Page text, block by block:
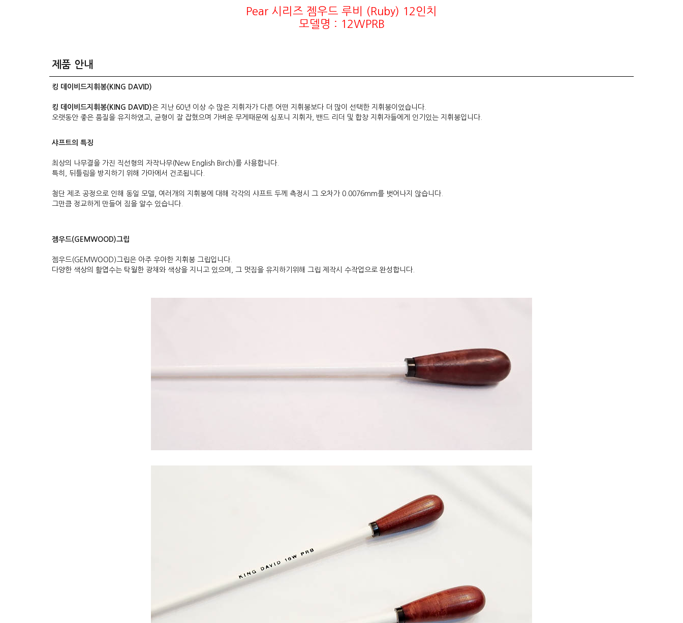
Pear 시리즈 젬우드 루비 (Ruby) 12인치
모델명 : 12WPRB
제품 안내
킹 데이비드지휘봉(KING DAVID)
킹 데이비드지휘봉(KING DAVID)은 지난 60년 이상 수 많은 지휘자가 다른 어떤 지휘봉보다 더 많이 선택한 지휘봉이었습니다.
오랫동안 좋은 품질을 유지하였고, 균형이 잘 잡혔으며 가벼운 무게때문에 심포니 지휘자, 밴드 리더 및 합창 지휘자들에게 인기있는 지휘봉입니다.
샤프트의 특징
최상의 나무결을 가진 직선형의 자작나무(New English Birch)를 사용합니다.
특히, 뒤틀림을 방지하기 위해 가마에서 건조됩니다.
첨단 제조 공정으로 인해 동일 모델, 여러개의 지휘봉에 대해 각각의 샤프트 두께 측정시 그 오차가 0.0076mm를 벗어나지 않습니다.
그만큼 정교하게 만들어 짐을 알수 있습니다.
젬우드(GEMWOOD)그립
젬우드(GEMWOOD)그립은 아주 우아한 지휘봉 그립입니다.
다양한 색상의 활엽수는 탁월한 광채와 색상을 지니고 있으며, 그 멋짐을 유지하기위해 그립 제작시 수작업으로 완성합니다.